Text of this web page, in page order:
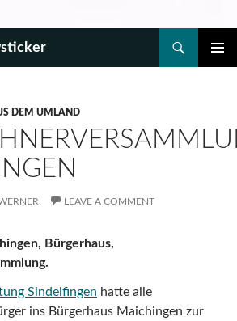
DEM UMLAND
LEAVE A COMMENT
Bürgerhaus,
Sindelfingen hatte alle
ins Bürgerhaus Maichingen zur